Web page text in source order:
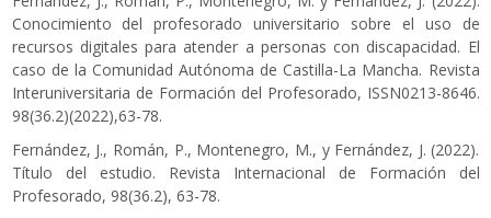
Conocimiento del profesorado universitario sobre el uso de
recursos digitales para atender a personas con discapacidad. El
caso de la Comunidad Autónoma de Castilla-La Mancha. Revista
Interuniversitaria de Formación del Profesorado, ISSN0213-8646.
98(36.2)(2022),63-78.
Fernández, J., Román, P., Montenegro, M., y Fernández, J. (2022).
Título del estudio. Revista Internacional de Formación del
Profesorado, 98(36.2), 63-78.